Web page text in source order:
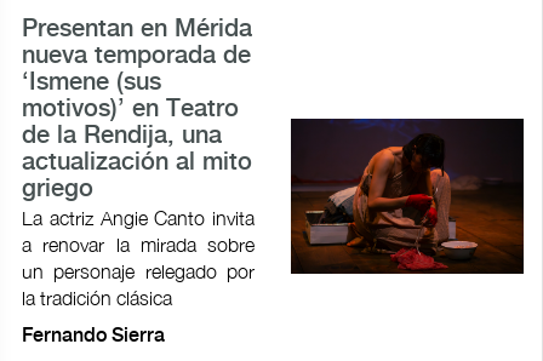
Presentan en Mérida
nueva temporada de
‘Ismene (sus
motivos)’ en Teatro
de la Rendija, una
actualización al mito
griego
La actriz Angie Canto invita
a renovar la mirada sobre
un personaje relegado por
la tradición clásica
Fernando Sierra